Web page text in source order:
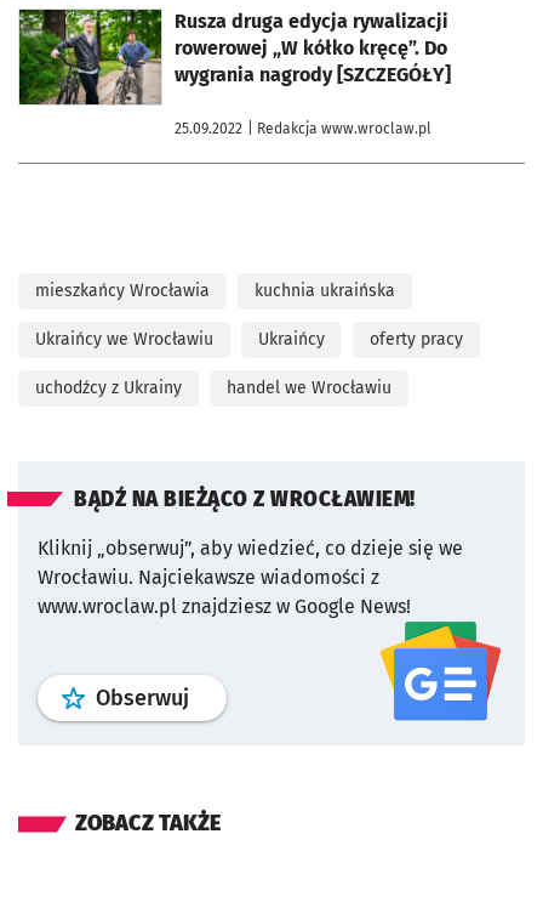
Rusza druga edycja rywalizacji
rowerowej „W kółko kręcę”. Do
wygrania nagrody [SZCZEGÓŁY]
25.09.2022 | Redakcja www.wroclaw.pl
otworzy się w nowej karcie
mieszkańcy Wrocławia kuchnia ukraińska
Ukraińcy we Wrocławiu Ukraińcy oferty pracy
uchodźcy z Ukrainy handel we Wrocławiu
BĄDŹ NA BIEŻĄCO Z WROCŁAWIEM!
Kliknij „obserwuj”, aby wiedzieć, co dzieje się we
Wrocławiu. Najciekawsze wiadomości z
www.wroclaw.pl znajdziesz w Google News!
Obserwuj profil serwisu
ZOBACZ TAKŻE